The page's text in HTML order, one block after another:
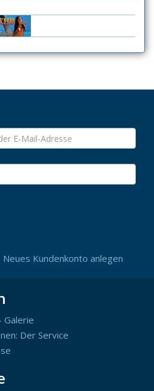
Neues Kundenkonto anlegen
Galerie
Der Service